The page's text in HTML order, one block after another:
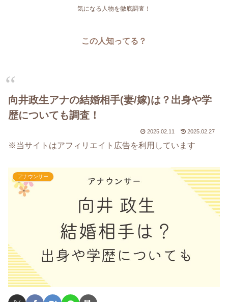
気になる人物を徹底調査！
この人知ってる？
向井政生アナの結婚相手(妻/嫁)は？出身や学
歴についても調査！
2025.02.11 2025.02.27
※当サイトはアフィリエイト広告を利用しています
アナウンサー